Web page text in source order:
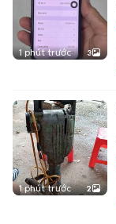
1 phút trước 3
1 phút trước 2